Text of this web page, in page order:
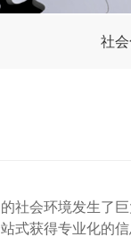
社
社会环境发生了
式获得专业化的